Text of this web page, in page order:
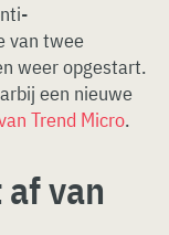
van twee
weer opgestart.
een nieuwe
Trend Micro.
van